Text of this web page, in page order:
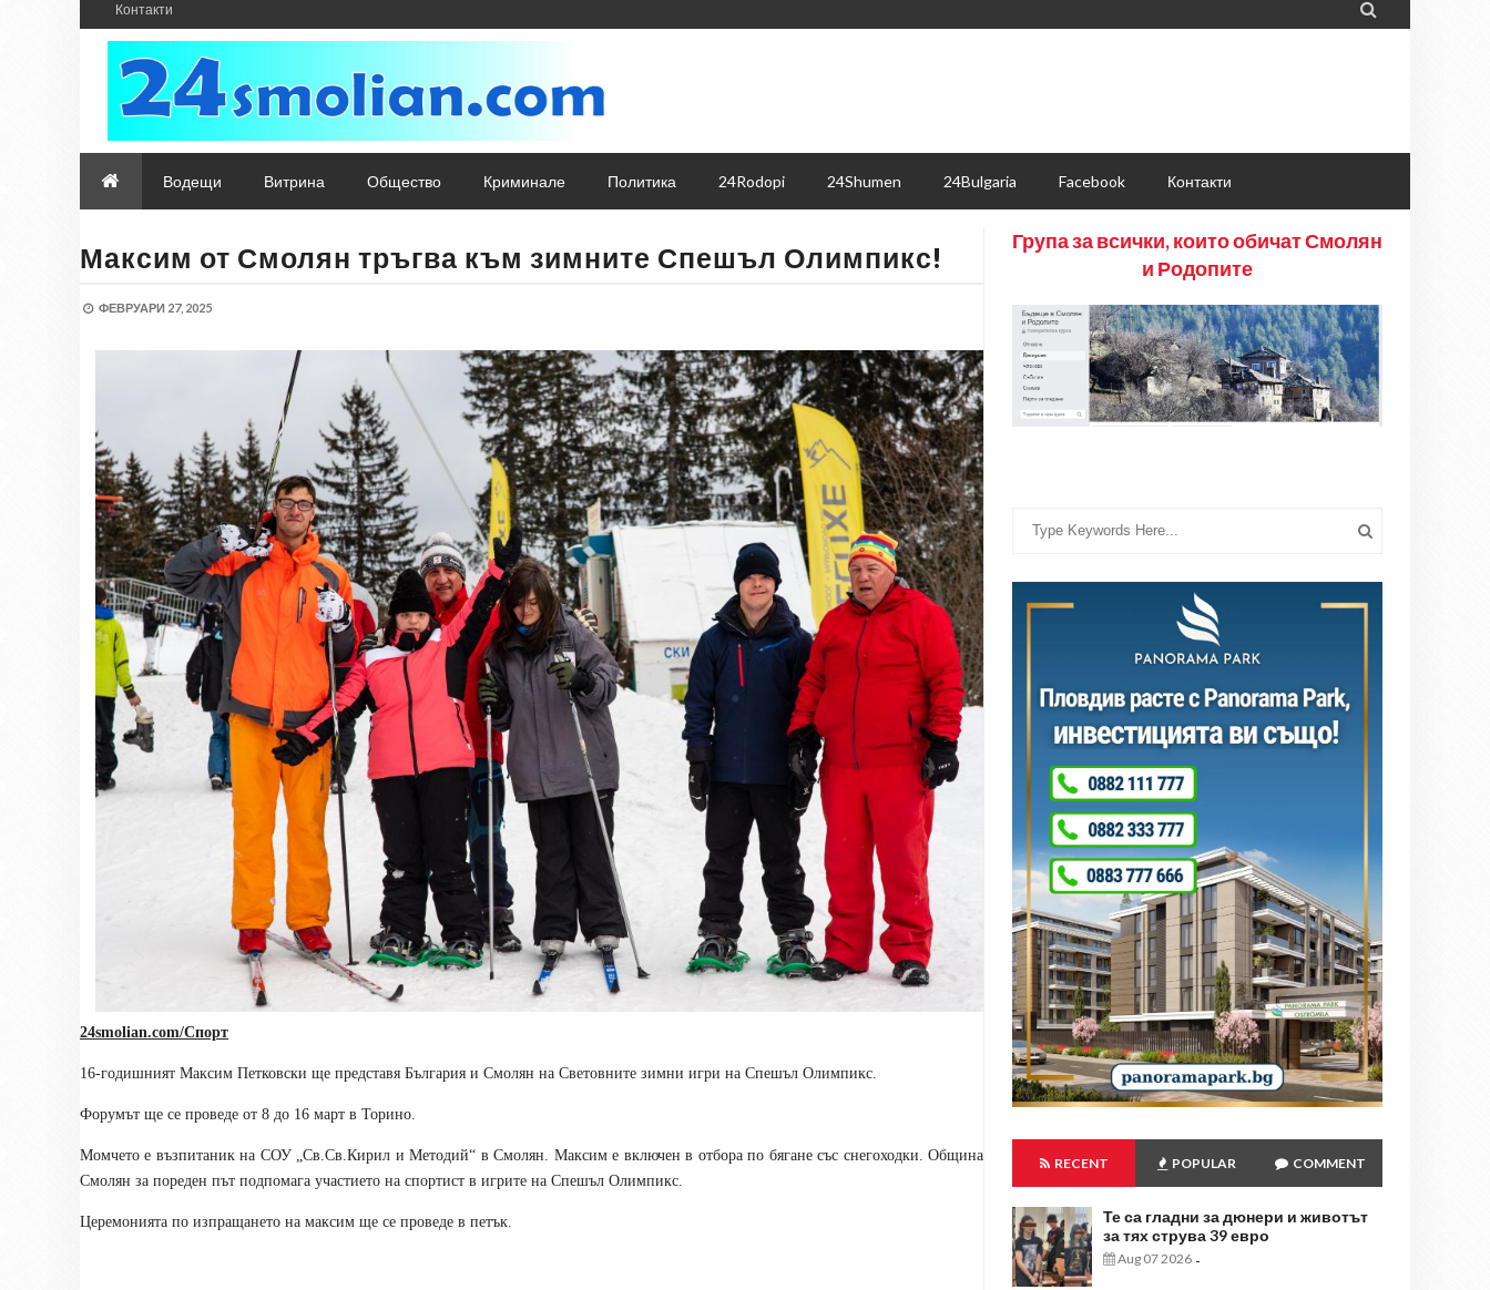
Контакти 
Водещи Витрина Общество Криминале Политика 24Rodopi 24Shumen 24Bulgaria Facebook Контакти
Максим от Смолян тръгва към зимните Спешъл Олимпикс!
ФЕВРУАРИ 27, 2025
24smolian.com/Спорт
16-годишният Максим Петковски ще представя България и Смолян на Световните зимни игри на Спешъл Олимпикс.
Форумът ще се проведе от 8 до 16 март в Торино.
Момчето е възпитаник на СОУ „Св.Св.Кирил и Методий“ в Смолян. Максим е включен в отбора по бягане със снегоходки. Община
Смолян за пореден път подпомага участието на спортист в игрите на Спешъл Олимпикс.
Церемонията по изпращането на максим ще се проведе в петък.
Група за всички, които обичат Смолян
и Родопите
RECENT POPULAR COMMENT
Те са гладни за дюнери и животът
за тях струва 39 евро
Aug 07 2026 -